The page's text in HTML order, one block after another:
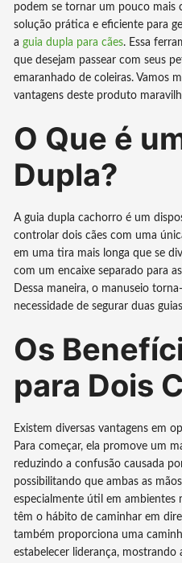
podem se tornar um pouco mais
solução prática e eficiente para
aguia dupla para cães. Essa
que desejam passear com seus
emaranhado de coleiras. Vamos
vantagens deste produto
O Que é
Dupla?
A guia dupla cachorro é um
controlar dois cães com uma
em uma tira mais longa que se
com um encaixe separado para
Dessa maneira, o manuseio
necessidade de segurar duas
Os
para Dois
Existem diversas vantagens em
Para começar, ela promove um
reduzindo a confusão causada
possibilitando que ambas as
especialmente útil em ambientes
têm o hábito de caminhar em
também proporciona uma
estabelecer liderança, mostrando